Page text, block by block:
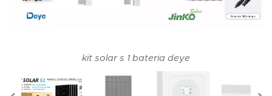
kit solar s 1 bateria deye